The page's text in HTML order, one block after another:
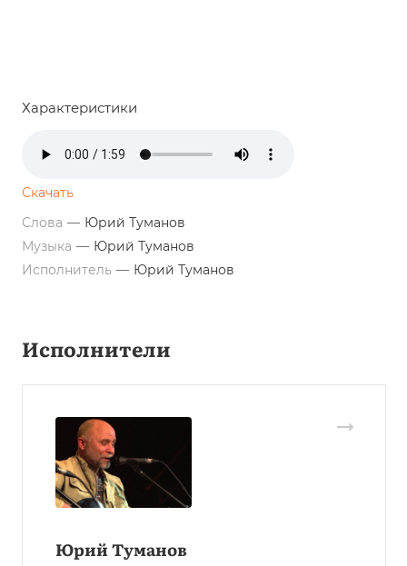
Характеристики
Скачать
Слова — Юрий Туманов
Музыка — Юрий Туманов
Исполнитель — Юрий Туманов
Исполнители
Юрий Туманов